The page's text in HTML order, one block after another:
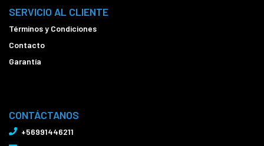
SERVICIO AL CLIENTE
Términos y Condiciones
Contacto
Garantía
CONTÁCTANOS
+56991446211